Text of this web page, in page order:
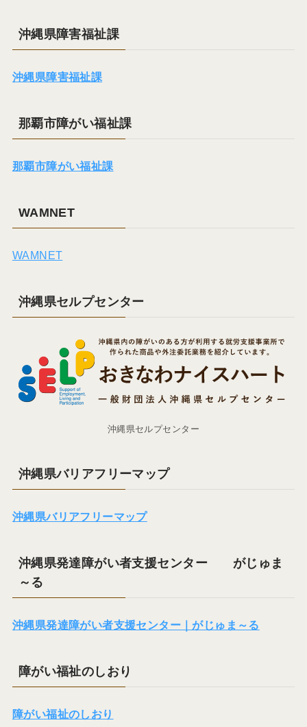
沖縄県障害福祉課
沖縄県障害福祉課
那覇市障がい福祉課
那覇市障がい福祉課
WAMNET
WAMNET
沖縄県セルプセンター
沖縄県セルプセンター
沖縄県バリアフリーマップ
沖縄県バリアフリーマップ
沖縄県発達障がい者支援センター がじゅま
～る
沖縄県発達障がい者支援センター｜がじゅま～る
障がい福祉のしおり
障がい福祉のしおり